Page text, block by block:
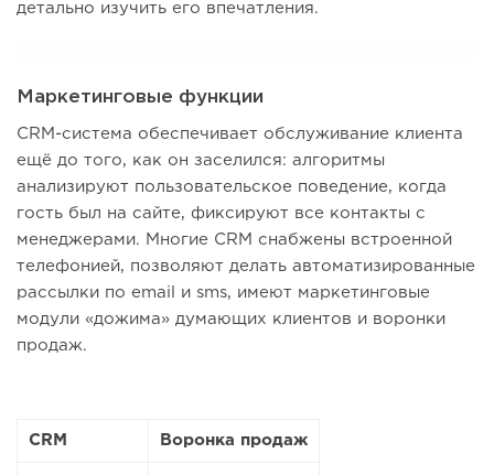
детально изучить его впечатления.
Маркетинговые функции
CRM-система обеспечивает обслуживание клиента
ещё до того, как он заселился: алгоритмы
анализируют пользовательское поведение, когда
гость был на сайте, фиксируют все контакты с
менеджерами. Многие CRM снабжены встроенной
телефонией, позволяют делать автоматизированные
рассылки по email и sms, имеют маркетинговые
модули «дожима» думающих клиентов и воронки
продаж.
CRM Воронка продаж